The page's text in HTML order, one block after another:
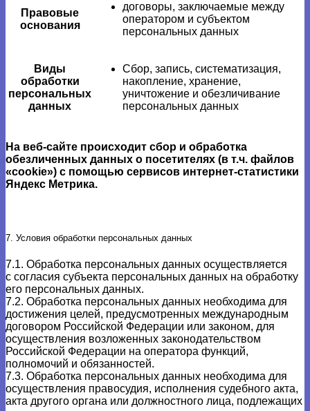
Правовые
основания
договоры, заключаемые между
оператором и субъектом
персональных данных
Виды
обработки
персональных
данных
Сбор, запись, систематизация,
накопление, хранение,
уничтожение и обезличивание
персональных данных
На веб-сайте происходит сбор и обработка
обезличенных данных о посетителях (в т.ч. файлов
«cookie») с помощью сервисов интернет-статистики
Яндекс Метрика.
7. Условия обработки персональных данных
7.1. Обработка персональных данных осуществляется
с согласия субъекта персональных данных на обработку
его персональных данных.
7.2. Обработка персональных данных необходима для
достижения целей, предусмотренных международным
договором Российской Федерации или законом, для
осуществления возложенных законодательством
Российской Федерации на оператора функций,
полномочий и обязанностей.
7.3. Обработка персональных данных необходима для
осуществления правосудия, исполнения судебного акта,
акта другого органа или должностного лица, подлежащих